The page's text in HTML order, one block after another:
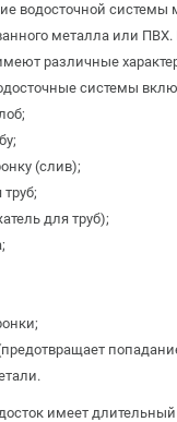
водосточной системы
металла или ПВХ.
различные
системы
(слив);
для труб);
имеет длительный